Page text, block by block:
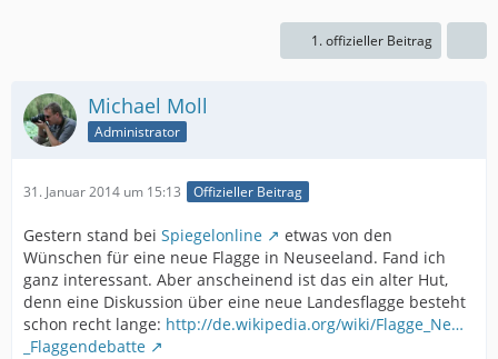
1. offizieller Beitrag
Michael Moll
Administrator
31. Januar 2014 um 15:13 Offizieller Beitrag
Gestern stand bei Spiegelonline
etwas von den
Wünschen für eine neue Flagge in Neuseeland. Fand ich
ganz interessant. Aber anscheinend ist das ein alter Hut,
denn eine Diskussion über eine neue Landesflagge besteht
schon recht lange: http://de.wikipedia.org/wiki/Flagge_Ne…
_Flaggendebatte